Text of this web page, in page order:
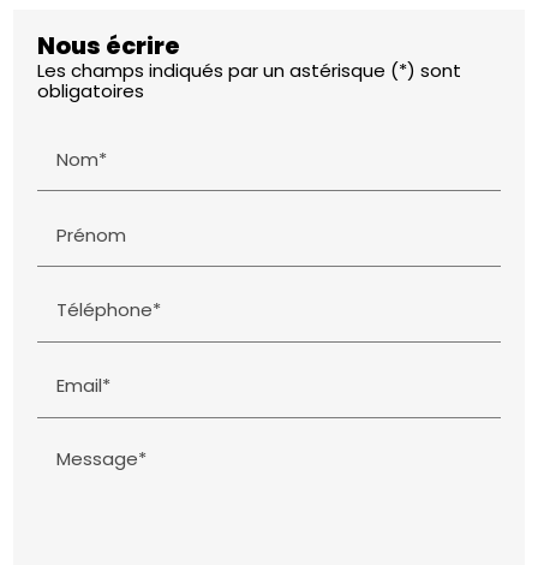
Nous écrire
Les champs indiqués par un astérisque (*) sont
obligatoires
Nom*
Prénom
Téléphone*
Email*
Message*